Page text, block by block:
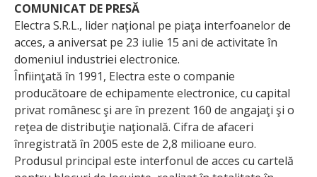
COMUNICAT DE PRESĂ
Electra S.R.L., lider naţional pe piaţa interfoanelor de
acces, a aniversat pe 23 iulie 15 ani de activitate în
domeniul industriei electronice.
Înfiinţată în 1991, Electra este o companie
producătoare de echipamente electronice, cu capital
privat românesc şi are în prezent 160 de angajaţi şi o
reţea de distribuţie naţională. Cifra de afaceri
înregistrată în 2005 este de 2,8 milioane euro.
Produsul principal este interfonul de acces cu cartelă